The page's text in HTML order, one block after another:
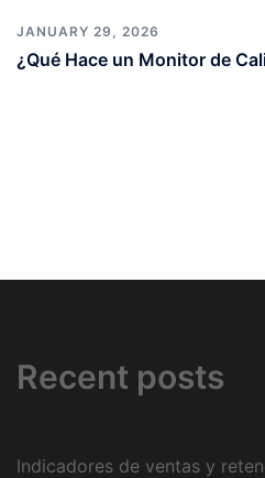
JANUARY 29, 2026
¿Qué Hace un Monitor de
Recent posts
Indicadores de ventas y